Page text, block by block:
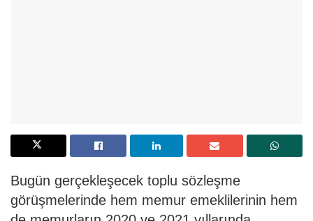
Bugün gerçekleşecek toplu sözleşme
görüşmelerinde hem memur emeklilerinin hem